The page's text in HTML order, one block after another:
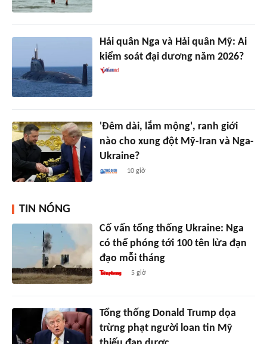
Hải quân Nga và Hải quân Mỹ: Ai
kiểm soát đại dương năm 2026?
'Đêm dài, lắm mộng', ranh giới
nào cho xung đột Mỹ-Iran và Nga-
Ukraine?
10 giờ
TIN NÓNG
Cố vấn tổng thống Ukraine: Nga
có thể phóng tới 100 tên lửa đạn
đạo mỗi tháng
5 giờ
Tổng thống Donald Trump dọa
trừng phạt người loan tin Mỹ